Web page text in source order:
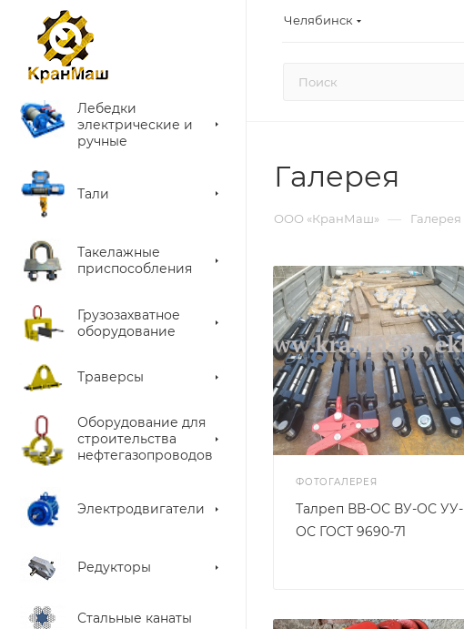
Челябинск
Лебедки
электрические и
ручные
Тали
Такелажные
приспособления
Грузозахватное
оборудование
Траверсы
Оборудование для
строительства
нефтегазопроводов
Электродвигатели
Редукторы
Стальные канаты
Галерея
ООО «КранМаш» — Галерея
ФОТОГАЛЕРЕЯ
Талреп ВВ-ОС ВУ-ОС УУ-
ОС ГОСТ 9690-71